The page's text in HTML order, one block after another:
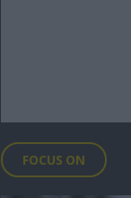
FOCUS ON